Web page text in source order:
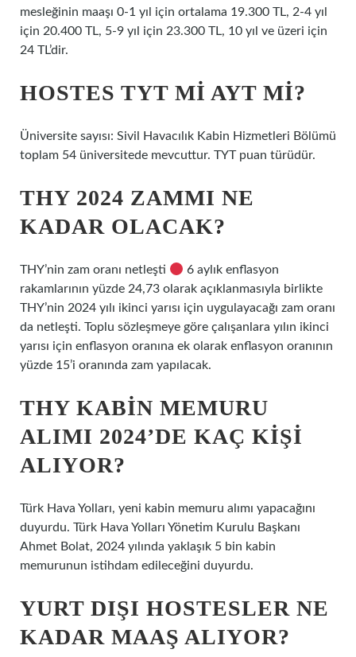
mesleğinin maaşı 0-1 yıl için ortalama 19.300 TL, 2-4 yıl
için 20.400 TL, 5-9 yıl için 23.300 TL, 10 yıl ve üzeri için
24 TL’dir.
HOSTES TYT MI AYT MI?
Üniversite sayısı: Sivil Havacılık Kabin Hizmetleri Bölümü
toplam 54 üniversitede mevcuttur. TYT puan türüdür.
THY 2024 ZAMMI NE
KADAR OLACAK?
THY’nin zam oranı netleşti
6 aylık enflasyon
rakamlarının yüzde 24,73 olarak açıklanmasıyla birlikte
THY’nin 2024 yılı ikinci yarısı için uygulayacağı zam oranı
da netleşti. Toplu sözleşmeye göre çalışanlara yılın ikinci
yarısı için enflasyon oranına ek olarak enflasyon oranının
yüzde 15’i oranında zam yapılacak.
THY KABIN MEMURU
ALIMI 2024’DE KAÇ KIŞI
ALIYOR?
Türk Hava Yolları, yeni kabin memuru alımı yapacağını
duyurdu. Türk Hava Yolları Yönetim Kurulu Başkanı
Ahmet Bolat, 2024 yılında yaklaşık 5 bin kabin
memurunun istihdam edileceğini duyurdu.
YURT DIŞI HOSTESLER NE
KADAR MAAŞ ALIYOR?